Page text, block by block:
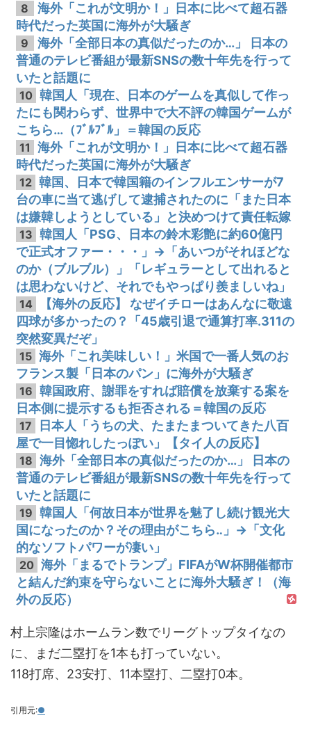
8
海外「これが文明か！」日本に比べて超石器
時代だった英国に海外が大騒ぎ
9
海外「全部日本の真似だったのか…」 日本の
普通のテレビ番組が最新SNSの数十年先を行って
いたと話題に
10 韓国人「現在、日本のゲームを真似して作っ
たにも関わらず、世界中で大不評の韓国ゲームが
こちら…（ﾌﾞﾙﾌﾞﾙ」＝韓国の反応
11
海外「これが文明か！」日本に比べて超石器
時代だった英国に海外が大騒ぎ
12 韓国、日本で韓国籍のインフルエンサーが7
台の車に当て逃げして逮捕されたのに「また日本
は嫌韓しようとしている」と決めつけて責任転嫁
13 韓国人「PSG、日本の鈴木彩艶に約60億円
で正式オファー・・・」→「あいつがそれほどな
のか（ブルブル）」「レギュラーとして出れると
は思わないけど、それでもやっぱり羨ましいね」
14
【海外の反応】 なぜイチローはあんなに敬遠
四球が多かったの？「45歳引退で通算打率.311の
突然変異だぞ」
15 海外「これ美味しい！」米国で一番人気のお
フランス製「日本のパン」に海外が大騒ぎ
16 韓国政府、謝罪をすれば賠償を放棄する案を
日本側に提示するも拒否される＝韓国の反応
17
日本人「うちの犬、たまたまついてきた八百
屋で一目惚れしたっぽい」【タイ人の反応】
18 海外「全部日本の真似だったのか…」 日本の
普通のテレビ番組が最新SNSの数十年先を行って
いたと話題に
19 韓国人「何故日本が世界を魅了し続け観光大
国になったのか？その理由がこちら‥」→「文化
的なソフトパワーが凄い」
20 海外「まるでトランプ」FIFAがW杯開催都市
と結んだ約束を守らないことに海外大騒ぎ！（海
外の反応）
村上宗隆はホームラン数でリーグトップタイなの
に、まだ二塁打を1本も打っていない。
118打席、23安打、11本塁打、二塁打0本。
引用元:●